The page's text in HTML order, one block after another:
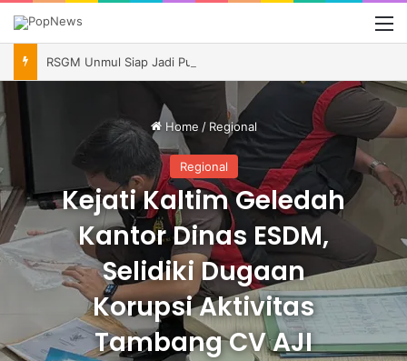
Home / Regional
Regional
Kejati Kaltim Geledah
Kantor Dinas ESDM,
Selidiki Dugaan
Korupsi Aktivitas
Tambang CV AJI